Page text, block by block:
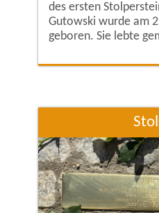
des ersten
Gutowski wurde am
geboren. Sie lebte
(geb. Schreier) in